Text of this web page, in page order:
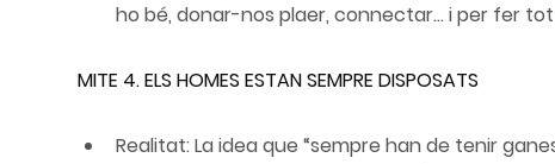
ho bé, donar-nos plaer, connectar... i per fer
MITE 4. ELS HOMES ESTAN SEMPRE DISPOSATS
Realitat: La idea que “sempre han de tenir